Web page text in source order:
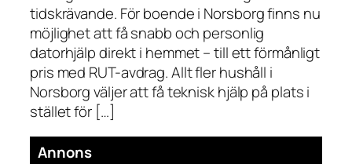
tidskrävande. För boende i Norsborg finns nu
möjlighet att få snabb och personlig
datorhjälp direkt i hemmet – till ett förmånligt
pris med RUT-avdrag. Allt fler hushåll i
Norsborg väljer att få teknisk hjälp på plats i
stället för […]
Annons